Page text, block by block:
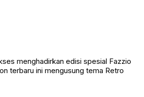
menghadirkan edisi spesial Fazzio
terbaru ini mengusung tema Retro